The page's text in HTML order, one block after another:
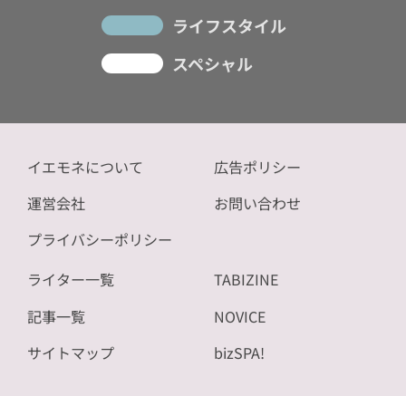
ライフスタイル
スペシャル
イエモネについて
運営会社
プライバシーポリシー
広告ポリシー
お問い合わせ
ライター一覧
記事一覧
サイトマップ
TABIZINE
NOVICE
bizSPA!